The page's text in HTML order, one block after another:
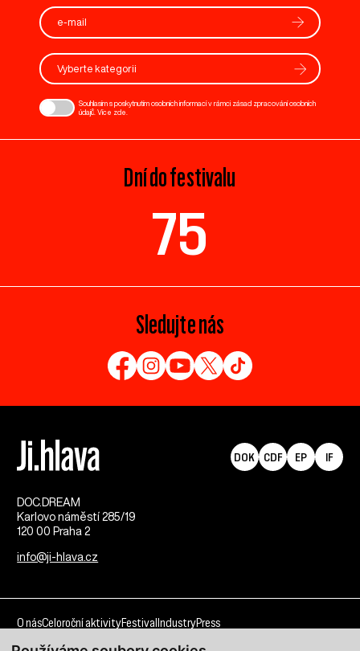
Vyberte kategorii
Souhlasím s poskytnutím osobních informací v rámci zásad zpracování osobních
údajů. Více zde
Dní do festivalu
75
Sledujte nás
DOC.DREAM​
Karlovo náměstí 285/19
120 00 Praha 2
info@ji-hlava.cz
DOK CDF EP IF
O násCeloroční aktivityFestival IndustryPress